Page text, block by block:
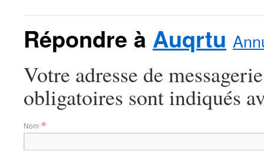
Répondre à Auqrtu
Votre adresse de
obligatoires sont indiqués
Nom *